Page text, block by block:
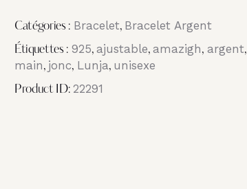
Catégories : Bracelet, Bracelet Argent
Étiquettes : 925,ajustable,amazigh, argent,
main, jonc, Lunja, unisexe
Product ID: 22291